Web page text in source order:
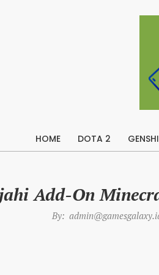
B
i
p
HOME DOTA 2
Add-On
By: